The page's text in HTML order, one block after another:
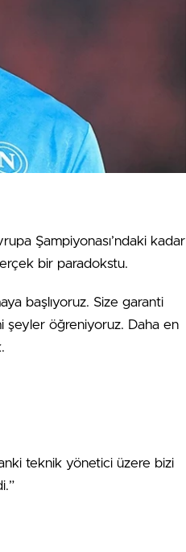
Şampiyonası’ndaki kadar
bir paradokstu.
başlıyoruz. Size garanti
şeyler öğreniyoruz. Daha en
teknik yönetici üzere bizi